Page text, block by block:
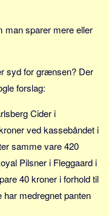
man sparer mere eller
syd for grænsen? Der
forslag:
Cider i
ved kassebåndet i
samme vare 420
Pilsner i Fleggaard i
40 kroner i forhold til
medregnet panten